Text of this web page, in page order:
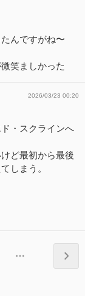
んですがね〜
笑ましかった
2026/03/23 00:20
・スクラインへ
ど最初から最後
しまう。